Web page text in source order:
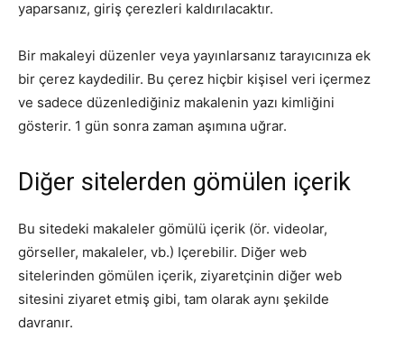
yaparsanız, giriş çerezleri kaldırılacaktır.
Bir makaleyi düzenler veya yayınlarsanız tarayıcınıza ek
bir çerez kaydedilir. Bu çerez hiçbir kişisel veri içermez
ve sadece düzenlediğiniz makalenin yazı kimliğini
gösterir. 1 gün sonra zaman aşımına uğrar.
Diğer sitelerden gömülen içerik
Bu sitedeki makaleler gömülü içerik (ör. videolar,
görseller, makaleler, vb.) Içerebilir. Diğer web
sitelerinden gömülen içerik, ziyaretçinin diğer web
sitesini ziyaret etmiş gibi, tam olarak aynı şekilde
davranır.